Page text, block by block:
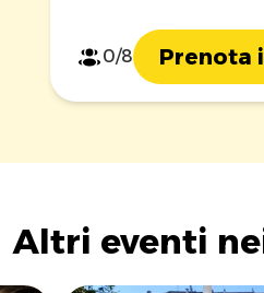
0/8 Prenota
Altri eventi